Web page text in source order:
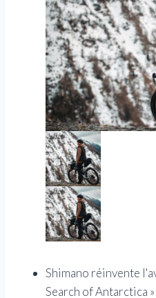
Shimano réinvente
Search of Antarctica »